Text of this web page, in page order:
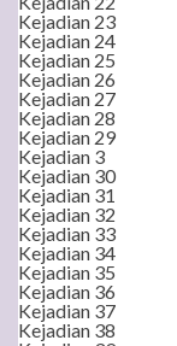
Kejadian 23
Kejadian 24
Kejadian 25
Kejadian 26
Kejadian 27
Kejadian 28
Kejadian 29
Kejadian 3
Kejadian 30
Kejadian 31
Kejadian 32
Kejadian 33
Kejadian 34
Kejadian 35
Kejadian 36
Kejadian 37
Kejadian 38